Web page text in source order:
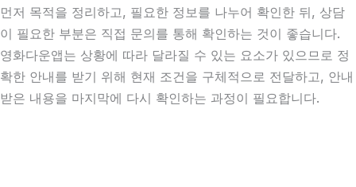
먼저 목적을 정리하고, 필요한 정보를 나누어 확인한 뒤, 상담
이 필요한 부분은 직접 문의를 통해 확인하는 것이 좋습니다.
영화다운앱는 상황에 따라 달라질 수 있는 요소가 있으므로 정
확한 안내를 받기 위해 현재 조건을 구체적으로 전달하고, 안내
받은 내용을 마지막에 다시 확인하는 과정이 필요합니다.